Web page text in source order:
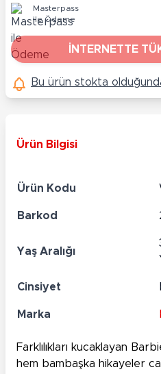
Masterpass
ile Ödeme
İNTERNETTE
Bu ürün stokta
Ürün Bilgisi
Ürün Kodu
Barkod
Yaş Aralığı
Cinsiyet
Marka
Farklılıkları kucaklayan
hem bambaşka hikayeler